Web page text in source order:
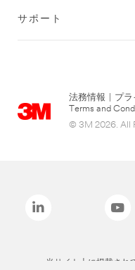
サポート
法務情報 プラ
Terms and
© 3M 2026. All
当サイト上に掲載され